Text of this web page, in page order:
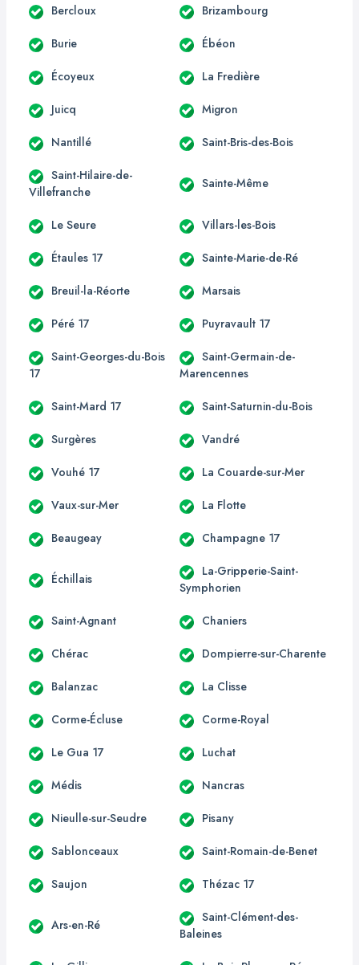
Bercloux Brizambourg
Burie Ébéon
Écoyeux La Fredière
Juicq Migron
Nantillé Saint-Bris-des-Bois
Saint-Hilaire-de-
Villefranche
Sainte-Même
Le Seure Villars-les-Bois
Étaules 17 Sainte-Marie-de-Ré
Breuil-la-Réorte Marsais
Péré 17 Puyravault 17
Saint-Georges-du-Bois
17
Saint-Germain-de-
Marencennes
Saint-Mard 17 Saint-Saturnin-du-Bois
Surgères Vandré
Vouhé 17 La Couarde-sur-Mer
Vaux-sur-Mer La Flotte
Beaugeay Champagne 17
Échillais
La-Gripperie-Saint-
Symphorien
Saint-Agnant Chaniers
Chérac Dompierre-sur-Charente
Balanzac La Clisse
Corme-Écluse Corme-Royal
Le Gua 17 Luchat
Médis Nancras
Nieulle-sur-Seudre Pisany
Sablonceaux Saint-Romain-de-Benet
Saujon Thézac 17
Ars-en-Ré
Saint-Clément-des-
Baleines